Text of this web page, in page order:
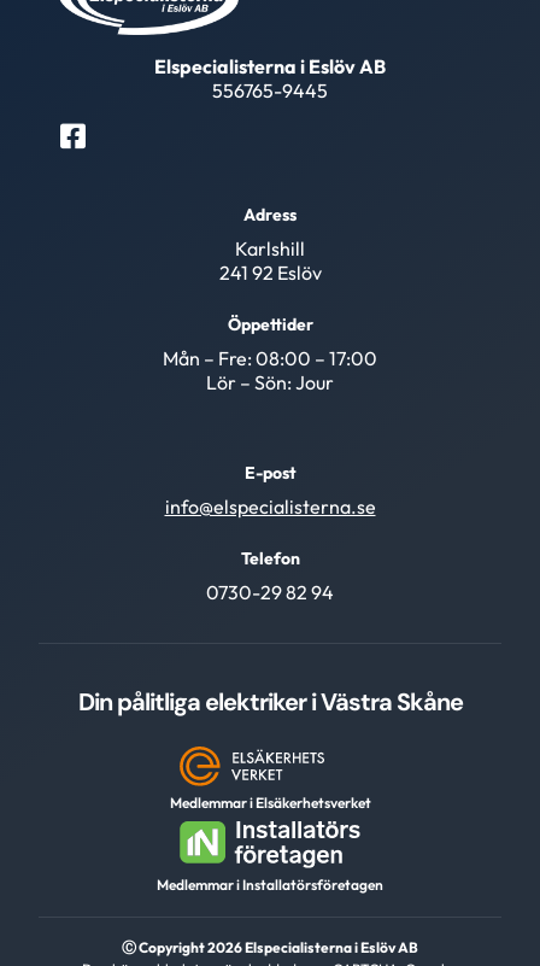
Elspecialisterna i Eslöv AB
556765-9445
Adress
Karlshill
241 92 Eslöv
Öppettider
Mån – Fre: 08:00 – 17:00
Lör – Sön: Jour
E-post
info@elspecialisterna.se
Telefon
0730-29 82 94
Din pålitliga elektriker i Västra Skåne
Medlemmar i Elsäkerhetsverket
Medlemmar i Installatörsföretagen
Ⓒ Copyright 2026 Elspecialisterna i Eslöv AB